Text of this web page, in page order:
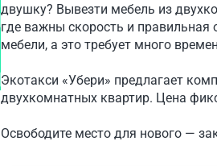
двушку? Вывезти мебель из
где важны скорость и
мебели, а это требует много
Экотакси «Убери» предлагает
двухкомнатных квартир. Цена
Освободите место для нового —